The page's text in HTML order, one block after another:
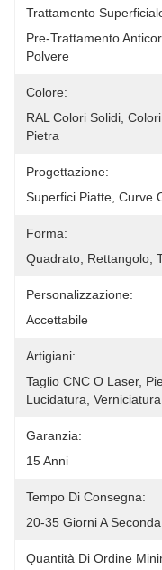
Trattamento
Pre-Trattamento
Polvere
Colore:
RAL Colori Solidi,
Pietra
Progettazione:
Superfici Piatte, Curve
Forma:
Quadrato, Rettangolo,
Personalizzazione:
Accettabile
Artigiani:
Taglio CNC O Laser,
Lucidatura,
Garanzia:
15 Anni
Tempo Di Consegna:
20-35 Giorni A
Quantità Di Ordine